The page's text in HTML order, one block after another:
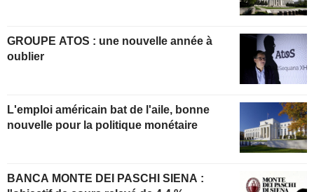
GROUPE ATOS : une nouvelle année à
oublier
L'emploi américain bat de l'aile, bonne
nouvelle pour la politique monétaire
BANCA MONTE DEI PASCHI SIENA :